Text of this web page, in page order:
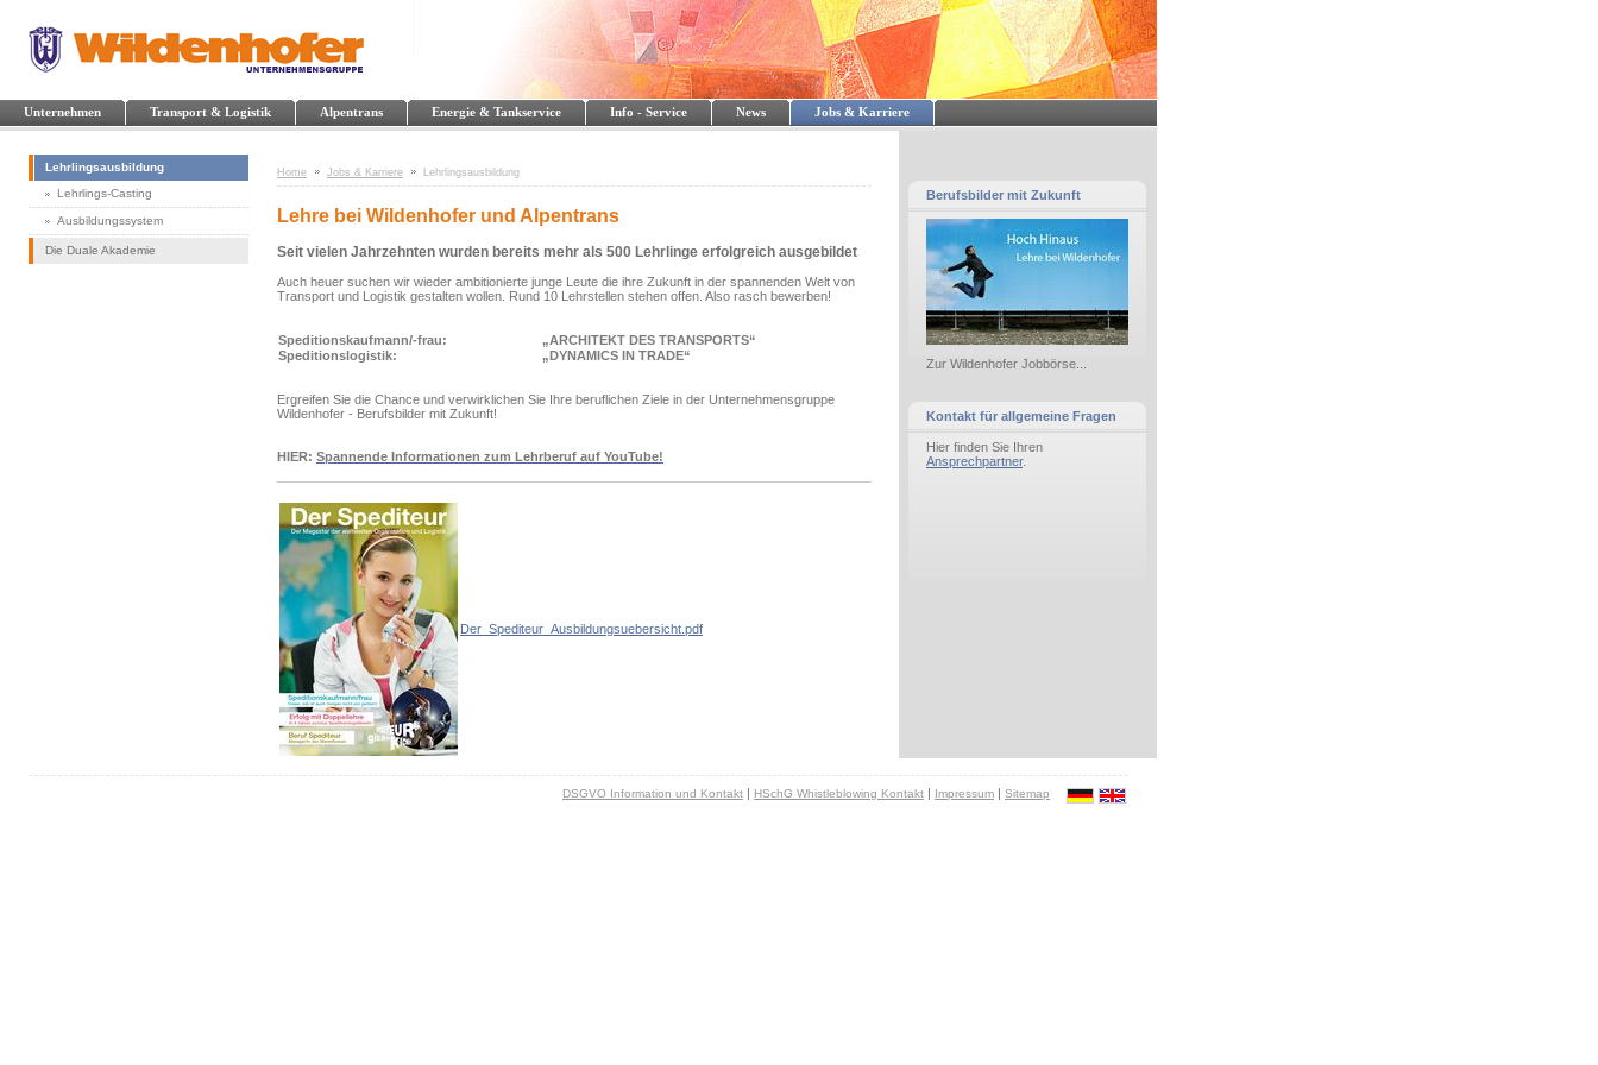
Unternehmen Transport & Logistik Alpentrans Energie & Tankservice Info - Service News Jobs & Karriere
Lehrlingsausbildung
Lehrlings-Casting
Ausbildungssystem
Die Duale Akademie
Home Jobs & Karriere Lehrlingsausbildung
Lehre bei Wildenhofer und Alpentrans
Seit vielen Jahrzehnten wurden bereits mehr als 500 Lehrlinge erfolgreich ausgebildet
Auch heuer suchen wir wieder ambitionierte junge Leute die ihre Zukunft in der spannenden Welt von
Transport und Logistik gestalten wollen. Rund 10 Lehrstellen stehen offen. Also rasch bewerben!
Speditionskaufmann/-frau:
„ARCHITEKT DES TRANSPORTS“
Speditionslogistik:
„DYNAMICS IN TRADE“
Ergreifen Sie die Chance und verwirklichen Sie Ihre beruflichen Ziele in der Unternehmensgruppe
Wildenhofer - Berufsbilder mit Zukunft!
HIER: Spannende Informationen zum Lehrberuf auf YouTube!
Der_Spediteur_Ausbildungsuebersicht.pdf
Berufsbilder mit Zukunft
Zur Wildenhofer Jobbörse...
Kontakt für allgemeine Fragen
Hier finden Sie Ihren
Ansprechpartner.
DSGVO Information und Kontakt | HSchG Whistleblowing Kontakt | Impressum | Sitemap